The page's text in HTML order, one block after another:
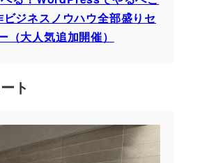
ジネスノウハウ全部盛りセ
（大人気追加開催）
ト